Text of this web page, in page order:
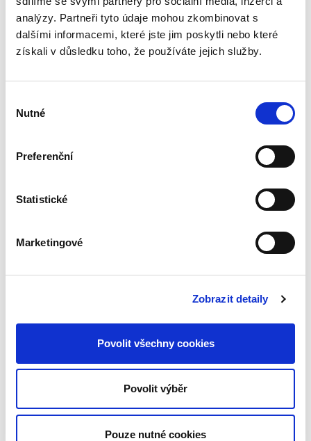
analýzy. Partneři tyto údaje mohou zkombinovat s
dalšími informacemi, které jste jim poskytli nebo které
získali v důsledku toho, že používáte jejich služby.
souhlasu
Nutné
Preferenční
Statistické
Marketingové
Zobrazit detaily
Povolit všechny cookies
Povolit výběr
Pouze nutné cookies
Vybrané kapitoly
490,00 Kč
kapitol z oblasti pracovního práva, které se
pracovněprávních vztahů podle zákoníku
Praktický úvod do
stavebního práva